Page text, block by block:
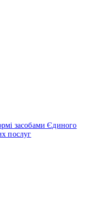
засобами Єдиного
послуг